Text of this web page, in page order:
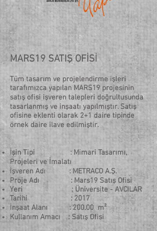
MARS19 SATIŞ OFİSİ
Tüm tasarım ve projelendirme işleri
tarafımızca yapılan MARS19 projesinin
satış ofisi işveren talepleri doğrultusunda
tasarlanmış ve inşaatı yapılmıştır. Satış
ofisine eklenti olarak 2+1 daire tipinde
örnek daire ilave edilmiştir.
İşin Tipi : Mimari Tasarımı,
Projeleri ve İmalatı
İşveren Adı : METRACO A.Ş.
Proje Adı : Mars19 Satış Ofisi
Yeri : Üniversite - AVCILAR
Tarihi : 2017
İnşaat Alanı : 200.00 m²
Kullanım Amacı : Satış Ofisi